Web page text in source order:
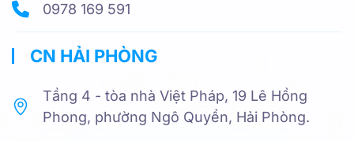
0978 169 591
CN HẢI PHÒNG
Tầng 4 - tòa nhà Việt Pháp, 19 Lê Hồng
Phong, phường Ngô Quyền, Hải Phòng.